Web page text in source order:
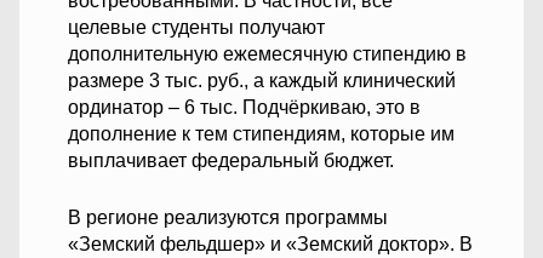
целевые студенты получают
дополнительную ежемесячную стипендию в
размере 3 тыс. руб., а каждый клинический
ординатор – 6 тыс. Подчёркиваю, это в
дополнение к тем стипендиям, которые им
выплачивает федеральный бюджет.
В регионе реализуются программы
«Земский фельдшер» и «Земский доктор». В